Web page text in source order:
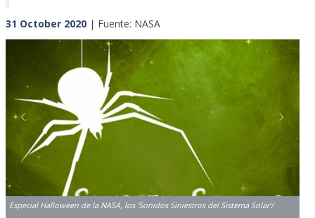
31 October 2020| Fuente: NASA
Especial Halloween de la NASA, los 'Sonidos Siniestros del Sistema Solar'/
Previous